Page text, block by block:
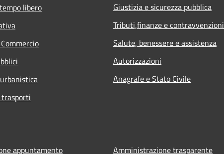
libero
Giustizia e sicurezza pubblica
Tributi,finanze e contravvenzioni
Salute, benessere e assistenza
Autorizzazioni
Anagrafe e Stato Civile
appuntamento Amministrazione trasparente